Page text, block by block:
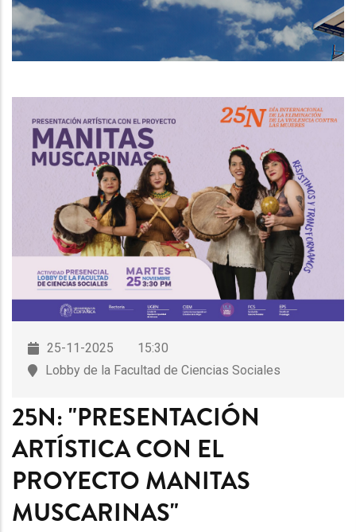
NAVEGACIÓN
25-11-2025
15:30
Lobby de la Facultad de Ciencias Sociales
25N: "PRESENTACIÓN
ARTÍSTICA CON EL
PROYECTO MANITAS
MUSCARINAS"